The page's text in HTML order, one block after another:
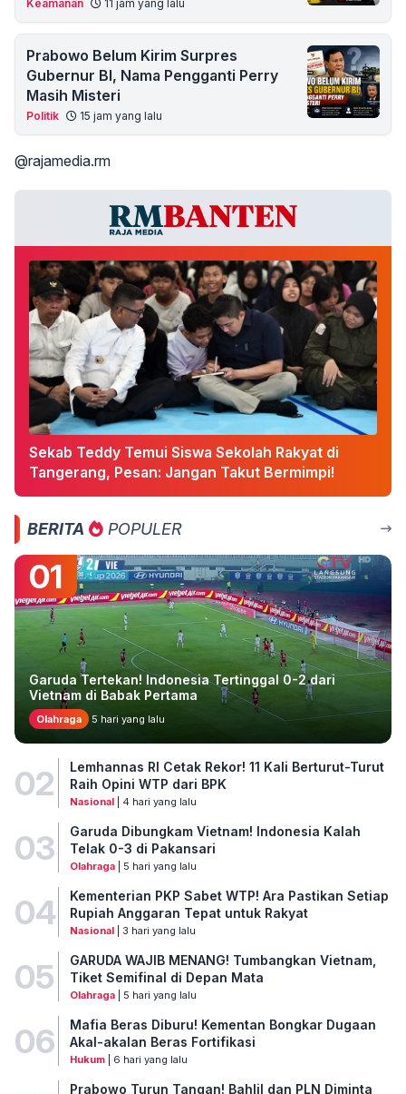
Keamanan 11 jam yang lalu
Prabowo Belum Kirim Surpres
Gubernur BI, Nama Pengganti Perry
Masih Misteri
Politik 15 jam yang lalu
@rajamedia.rm
Sekab Teddy Temui Siswa Sekolah Rakyat di
Tangerang, Pesan: Jangan Takut Bermimpi!
BERITA POPULER
01
Garuda Tertekan! Indonesia Tertinggal 0-2 dari
Vietnam di Babak Pertama
Olahraga 5 hari yang lalu
02
Lemhannas RI Cetak Rekor! 11 Kali Berturut-Turut
Raih Opini WTP dari BPK
Nasional| 4 hari yang lalu
03
Garuda Dibungkam Vietnam! Indonesia Kalah
Telak 0-3 di Pakansari
Olahraga| 5 hari yang lalu
04
Kementerian PKP Sabet WTP! Ara Pastikan Setiap
Rupiah Anggaran Tepat untuk Rakyat
Nasional| 3 hari yang lalu
05
GARUDA WAJIB MENANG! Tumbangkan Vietnam,
Tiket Semifinal di Depan Mata
Olahraga| 5 hari yang lalu
06
Mafia Beras Diburu! Kementan Bongkar Dugaan
Akal-akalan Beras Fortifikasi
Hukum| 6 hari yang lalu
Prabowo Turun Tangan! Bahlil dan PLN Diminta